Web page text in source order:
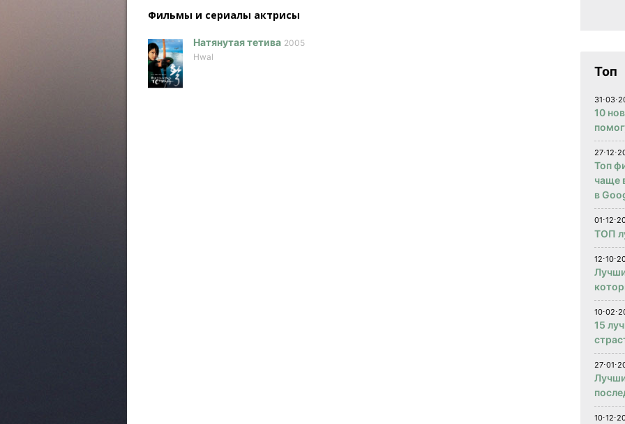
Фильмы и сериалы актриcы
Натянутая тетива 2005
Hwal
Топ
10
Топ
чаще
в
ТОП
15